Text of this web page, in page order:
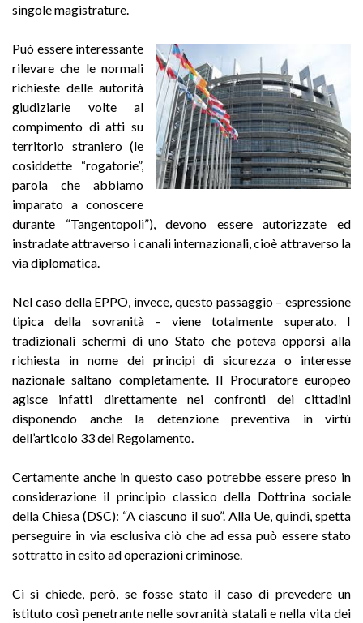
singole magistrature.
Può essere interessante
rilevare che le normali
richieste delle autorità
giudiziarie volte al
compimento di atti su
territorio straniero (le
cosiddette “rogatorie”,
parola che abbiamo
imparato a conoscere
durante “Tangentopoli”), devono essere autorizzate ed
instradate attraverso i canali internazionali, cioè attraverso la
via diplomatica.
Nel caso della EPPO, invece, questo passaggio – espressione
tipica della sovranità – viene totalmente superato. I
tradizionali schermi di uno Stato che poteva opporsi alla
richiesta in nome dei principi di sicurezza o interesse
nazionale saltano completamente. Il Procuratore europeo
agisce infatti direttamente nei confronti dei cittadini
disponendo anche la detenzione preventiva in virtù
dell’articolo 33 del Regolamento.
Certamente anche in questo caso potrebbe essere preso in
considerazione il principio classico della Dottrina sociale
della Chiesa (DSC): “A ciascuno il suo”. Alla Ue, quindi, spetta
perseguire in via esclusiva ciò che ad essa può essere stato
sottratto in esito ad operazioni criminose.
Ci si chiede, però, se fosse stato il caso di prevedere un
istituto così penetrante nelle sovranità statali e nella vita dei